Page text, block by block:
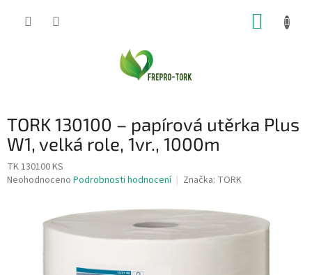
TORK 130100 – papírová utěrka Plus
W1, velká role, 1vr., 1000m
TK 130100 KS
Průměrné
Neohodnoceno Podrobnosti hodnocení Značka: TORK